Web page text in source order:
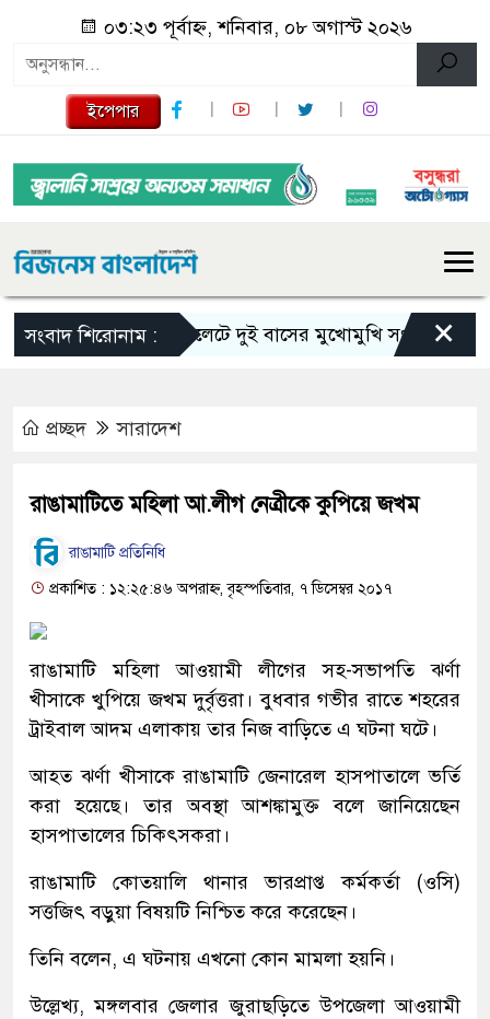
০৩:২৩ পূর্বাহ্ন, শনিবার, ০৮ অগাস্ট ২০২৬
ইপেপার
সংবাদ শিরোনাম :সিলেটে দুই বাসের মুখোমুখি সংঘর্ষে নিহত×
প্রচ্ছদ সারাদেশ
রাঙামাটিতে মহিলা আ.লীগ নেত্রীকে কুপিয়ে জখম
রাঙামাটি প্রতিনিধি
প্রকাশিত : ১২:২৫:৪৬ অপরাহ্ন, বৃহস্পতিবার, ৭ ডিসেম্বর ২০১৭
রাঙামাটি মহিলা আওয়ামী লীগের সহ-সভাপতি ঝর্ণা
খীসাকে খুপিয়ে জখম দুর্বৃত্তরা। বুধবার গভীর রাতে শহরের
ট্রাইবাল আদম এলাকায় তার নিজ বাড়িতে এ ঘটনা ঘটে।
আহত ঝর্ণা খীসাকে রাঙামাটি জেনারেল হাসপাতালে ভর্তি
করা হয়েছে। তার অবস্থা আশঙ্কামুক্ত বলে জানিয়েছেন
হাসপাতালের চিকিৎসকরা।
রাঙামাটি কোতয়ালি থানার ভারপ্রাপ্ত কর্মকর্তা (ওসি)
সত্তজিৎ বড়ুয়া বিষয়টি নিশ্চিত করে করেছেন।
তিনি বলেন, এ ঘটনায় এখনো কোন মামলা হয়নি।
উল্লেখ্য, মঙ্গলবার জেলার জুরাছড়িতে উপজেলা আওয়ামী